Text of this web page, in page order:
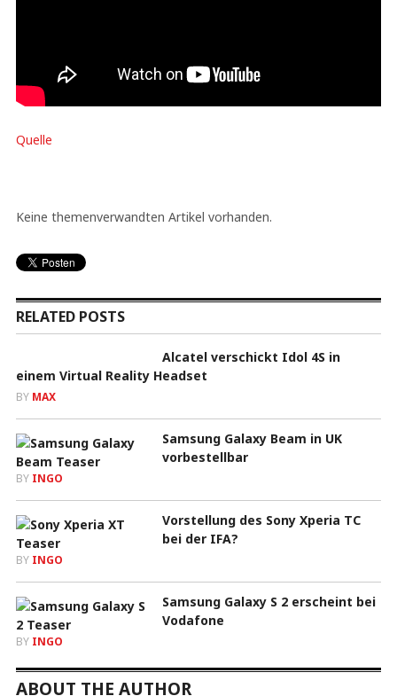
Quelle
Keine themenverwandten Artikel vorhanden.
RELATED POSTS
Alcatel verschickt Idol 4S in
einem Virtual Reality Headset
BY MAX
Samsung Galaxy Beam in UK
vorbestellbar
BY INGO
Vorstellung des Sony Xperia TC
bei der IFA?
BY INGO
Samsung Galaxy S 2 erscheint bei
Vodafone
BY INGO
ABOUT THE AUTHOR